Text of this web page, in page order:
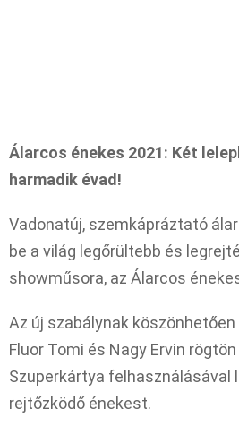
Álarcos énekes 2021: Két
harmadik évad!
Vadonatúj, szemkápráztató
be a világ legőrültebb és
showműsora, az Álarcos
Az új szabálynak köszönhetően
Fluor Tomi és Nagy Ervin
Szuperkártya felhasználásával
rejtőzködő énekest.